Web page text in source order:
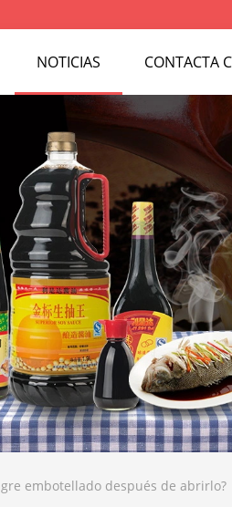
NOTICIAS CONTACTA
embotellado después de abrirlo?